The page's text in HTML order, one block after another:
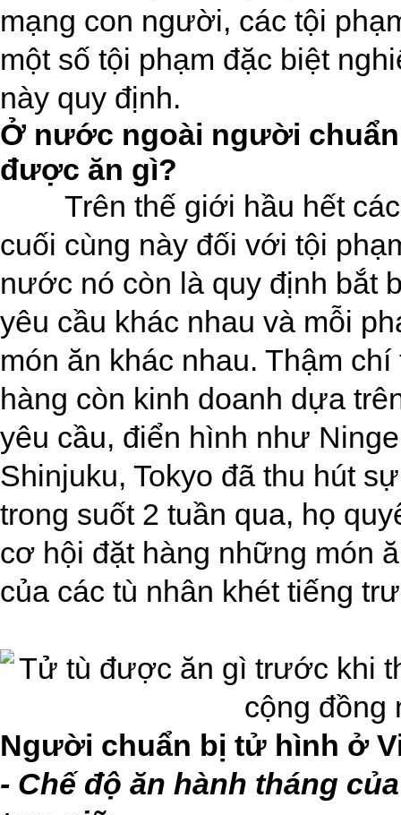
mạng con người, các tội
một số tội phạm đặc biệt
này quy định.
Ở nước ngoài người
được ăn gì?
Trên thế giới hầu hết
cuối cùng này đối với tội
nước nó còn là quy định bắt
yêu cầu khác nhau và mỗi
món ăn khác nhau. Thậm
hàng còn kinh doanh dựa
yêu cầu, điển hình như
Shinjuku, Tokyo đã thu hút
trong suốt 2 tuần qua, họ
cơ hội đặt hàng những món
của các tù nhân khét tiếng
Người chuẩn bị tử hình ở
- Chế độ ăn hành tháng